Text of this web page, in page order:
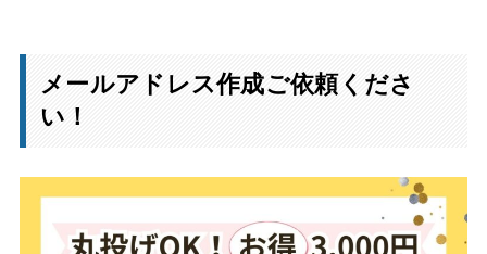
メールアドレス作成ご依頼くださ
い！